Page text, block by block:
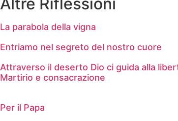
La parabola della vigna
Entriamo nel segreto del nostro cuore
Attraverso il deserto Dio ci guida alla
Martirio e consacrazione
Per il Papa